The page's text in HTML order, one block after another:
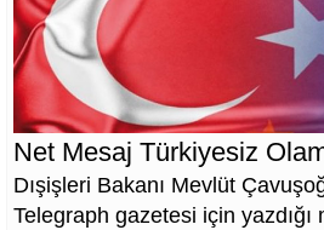
Net Mesaj Türkiyesiz
Dışişleri Bakanı Mevlüt
Telegraph gazetesi için